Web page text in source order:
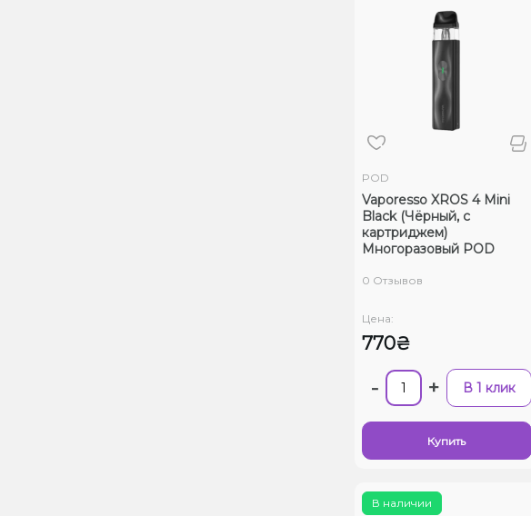
POD
Vaporesso XROS 4 Mini
Black (Чёрный, с
картриджем)
Многоразовый POD
0 Отзывов
Цена:
770₴
- + В 1 клик
Купить
В наличии